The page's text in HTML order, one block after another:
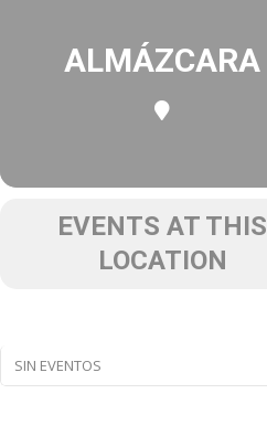
ALMÁZCARA
EVENTS AT THIS
LOCATION
SIN EVENTOS